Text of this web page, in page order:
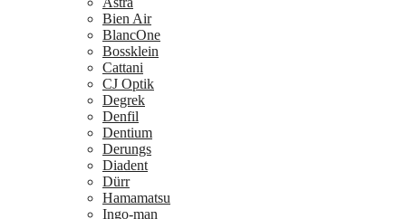
Bien Air
BlancOne
Bossklein
Cattani
CJ Optik
Degrek
Denfil
Dentium
Derungs
Diadent
Dürr
Hamamatsu
Ingo-man